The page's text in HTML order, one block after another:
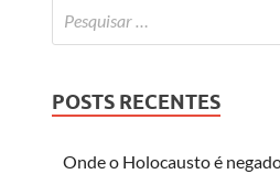
POSTS RECENTES
Onde o Holocausto é